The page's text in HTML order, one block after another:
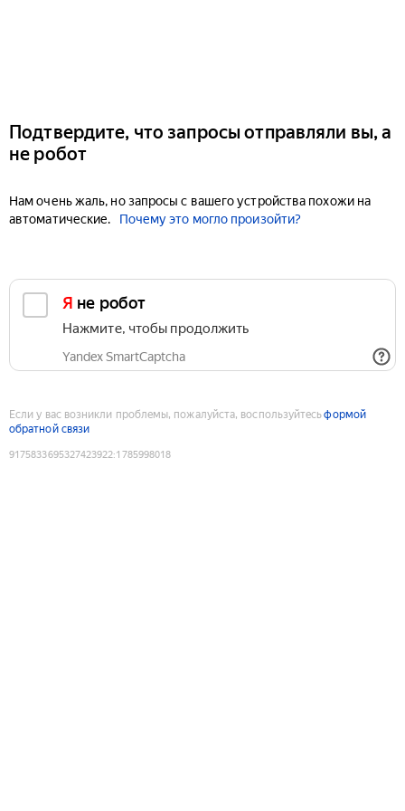
Подтвердите, что запросы отправляли вы, а
не робот
Нам очень жаль, но запросы с вашего устройства похожи на
автоматические.
Почему это могло произойти?
Я не робот
Нажмите, чтобы продолжить
Yandex SmartCaptcha
Если у вас возникли проблемы, пожалуйста, воспользуйтесьформой
обратной связи
9175833695327423922:1785998018